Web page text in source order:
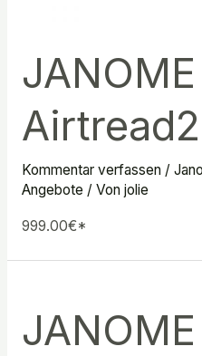
JANOME
Kommentar verfassen /
Angebote / Von jolie
999.00€*